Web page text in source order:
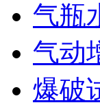
气瓶
气动
爆破